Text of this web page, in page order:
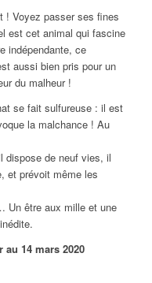
! Voyez passer ses fines
est cet animal qui fascine
indépendante, ce
aussi bien pris pour un
du malheur !
se fait sulfureuse : il est
la malchance ! Au
dispose de neuf vies, il
et prévoit même les
Un être aux mille et une
14 mars 2020